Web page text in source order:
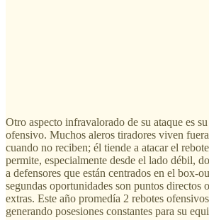
Otro aspecto infravalorado de su ataque es
ofensivo. Muchos aleros tiradores viven
cuando no reciben; él tiende a atacar el
permite, especialmente desde el lado débil,
a defensores que están centrados en el box-
segundas oportunidades son puntos directos
extras. Este año promedía 2 rebotes
generando posesiones constantes para su